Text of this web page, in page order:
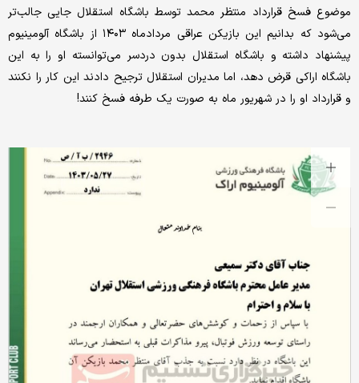
موضوع فسخ قرارداد منتظر محمد توسط باشگاه استقلال جایی جالب‌تر
می‌شود که بدانیم این بازیکن عراقی مردادماه ۱۴۰۳ از باشگاه آلومینیوم
پیشنهاد داشته و باشگاه استقلال بدون دردسر می‌توانسته او را به این
باشگاه اراکی قرض دهد، اما مدیران استقلال ترجیح دادند این کار را نکنند
و قرارداد او را در شهریور ماه به صورت یک طرفه فسخ کنند!